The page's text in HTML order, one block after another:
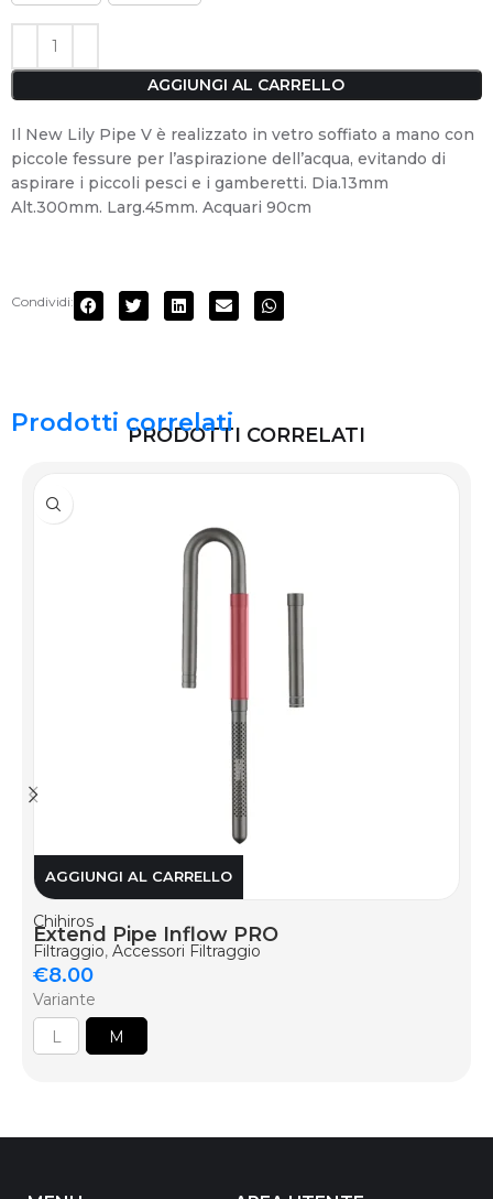
AGGIUNGI AL CARRELLO
Il New Lily Pipe V è realizzato in vetro soffiato a mano con
piccole fessure per l’aspirazione dell’acqua, evitando di
aspirare i piccoli pesci e i gamberetti. Dia.13mm
Alt.300mm. Larg.45mm. Acquari 90cm
Condividi:
PRODOTTI CORRELATI
Prodotti correlati
AGGIUNGI AL CARRELLO
Chihiros
Extend Pipe Inflow PRO
Filtraggio, Accessori Filtraggio
€8.00
Variante
L
M